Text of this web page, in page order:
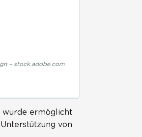
– stock.adobe.com
wurde ermöglicht
von